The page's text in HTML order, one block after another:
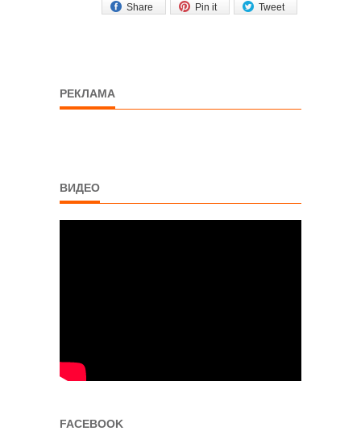
Tweet
Pin it
Share
РЕКЛАМА
ВИДЕО
FACEBOOK